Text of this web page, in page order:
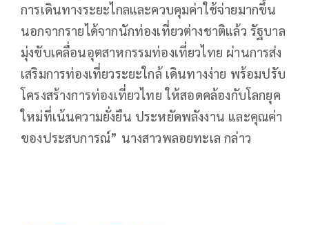
การเดินทางระยะไกลและควบคุมค่าใช้จ่ายมากขึ้น
นอกจากรายได้จากนักท่องเที่ยวต่างชาติแล้ว รัฐบาล
มุ่งขับเคลื่อนอุตสาหกรรมท่องเที่ยวไทย ผ่านการส่ง
เสริมการท่องเที่ยวระยะใกล้ เดินทางง่าย พร้อมปรับ
โครงสร้างการท่องเที่ยวไทย ให้สอดคล้องกับโลกยุค
ใหม่ที่เน้นความยั่งยืน ประหยัดพลังงาน และคุณค่า
ของประสบการณ์” นางสาวพลอยทะเล กล่าว